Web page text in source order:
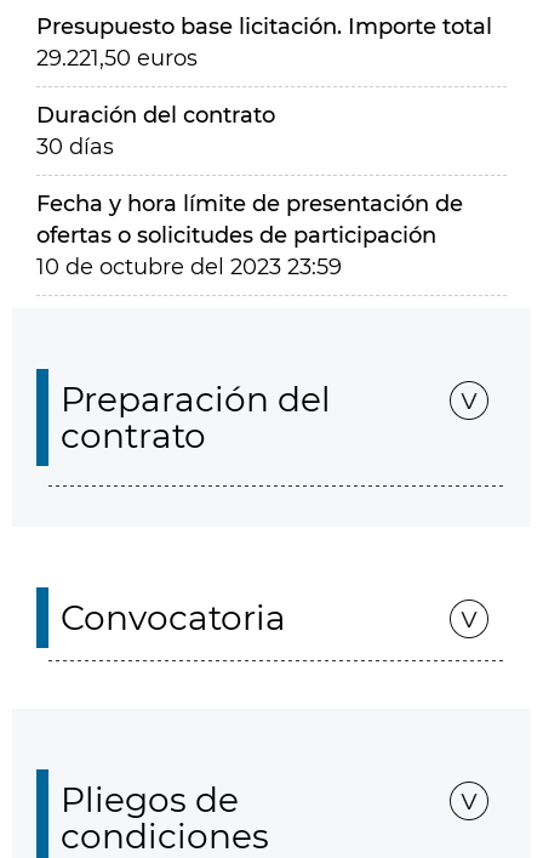
Presupuesto base licitación. Importe total
29.221,50 euros
Duración del contrato
30 días
Fecha y hora límite de presentación de
ofertas o solicitudes de participación
10 de octubre del 2023 23:59
Preparación del
contrato
Convocatoria
Pliegos de
condiciones